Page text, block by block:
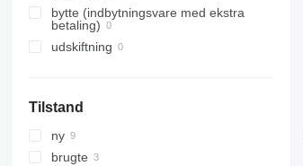
bytte (indbytningsvare med ekstra
betaling)
udskiftning
Tilstand
ny
brugte